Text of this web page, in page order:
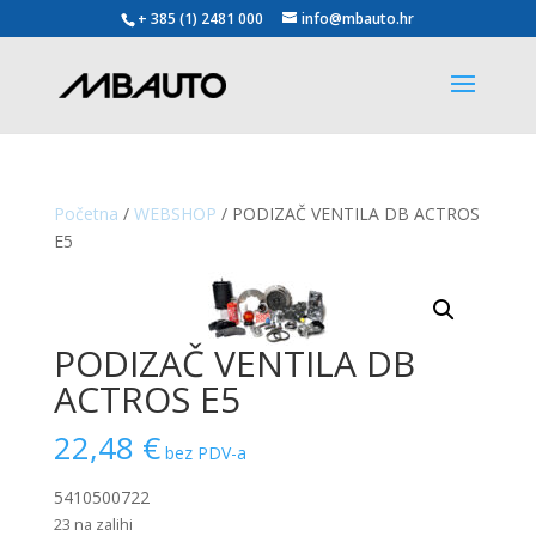
+ 385 (1) 2481 000 info@mbauto.hr
Početna / WEBSHOP / PODIZAČ VENTILA DB ACTROS
E5
PODIZAČ VENTILA DB
ACTROS E5
22,48 € bez PDV-a
5410500722
23 na zalihi